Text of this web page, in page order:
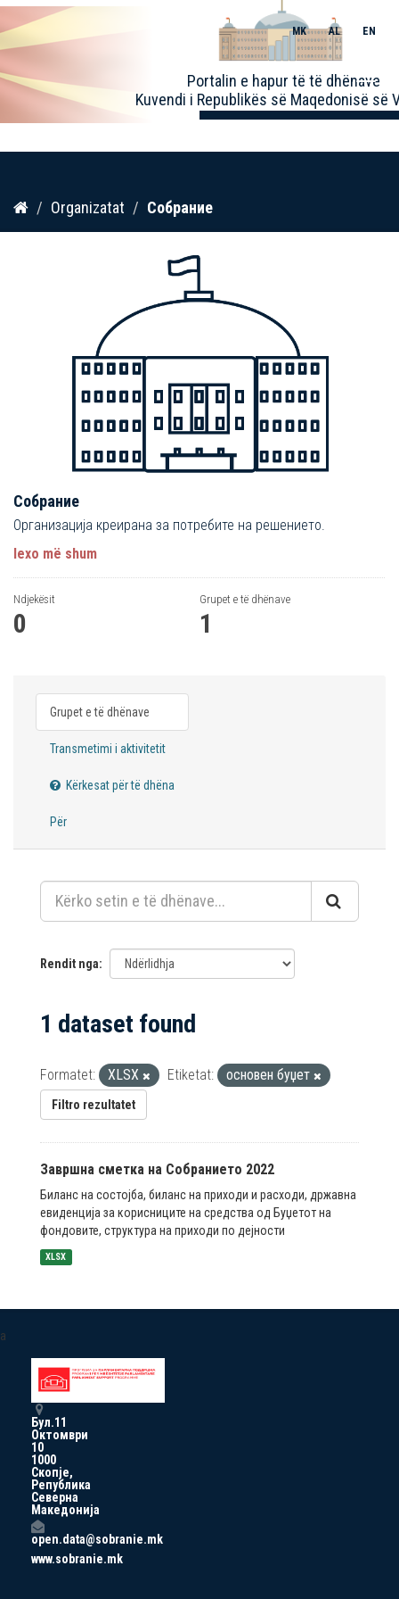
Kalo
përmbajtja
Portalin e hapur të të dhënave
Kuvendi i Republikës së Maqedonisë së
MK AL EN
Toggle
Organizatat Собрание
Собрание
Организација креирана за потребите на решението.
lexo më shum
Ndjekësit
0
Grupet e të dhënave
1
Grupet e të dhënave
Transmetimi i aktivitetit
Kërkesat për të dhëna
Për
Rendit nga
1 dataset found
Formatet: XLSX Etiketat: основен буџет
Filtro rezultatet
Завршна сметка на Собранието 2022
Биланс на состојба, биланс на приходи и расходи, државна
евиденција за корисниците на средства од Буџетот на
фондовите, структура на приходи по дејности
XLSX
a
Бул.11
Октомври
10
1000
Скопје,
Република
Северна
Македонија
open.data@sobranie.mk
www.sobranie.mk